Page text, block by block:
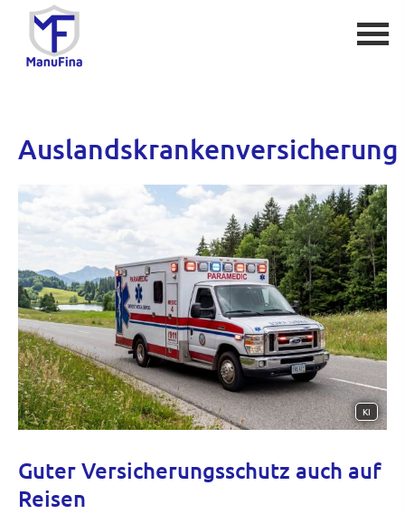
Auslandskrankenversicherung
KI
Guter Versicherungsschutz auch auf
Reisen